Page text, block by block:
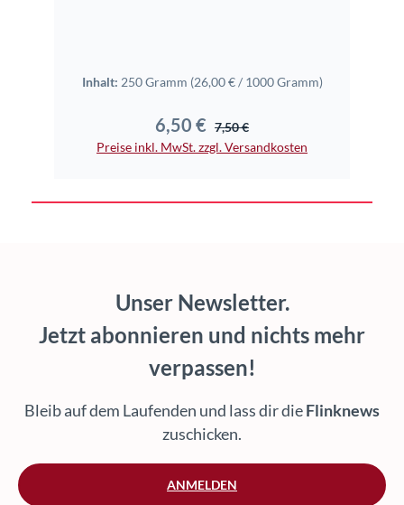
Inhalt: 250 Gramm (26,00 € / 1000 Gramm)
Verkaufspreis:
6,50 € Regulärer Preis:
7,50 €
Preise inkl. MwSt. zzgl. Versandkosten
Unser Newsletter.
Jetzt abonnieren und nichts mehr
verpassen!
Bleib auf dem Laufenden und lass dir dieFlinknews
zuschicken.
ANMELDEN